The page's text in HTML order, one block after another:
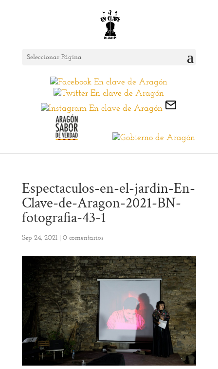
Seleccionar Página
Espectaculos-en-el-jardin-En-
Clave-de-Aragon-2021-BN-
fotografia-43-1
Sep 24, 2021| 0 comentarios